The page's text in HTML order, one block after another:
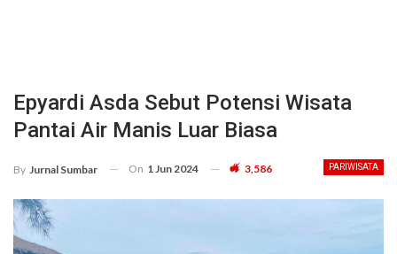
Epyardi Asda Sebut Potensi Wisata
Pantai Air Manis Luar Biasa
PARIWISATA
By Jurnal Sumbar On 1 Jun 2024 3,586